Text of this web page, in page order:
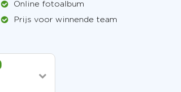
Online fotoalbum
Prijs voor winnende team